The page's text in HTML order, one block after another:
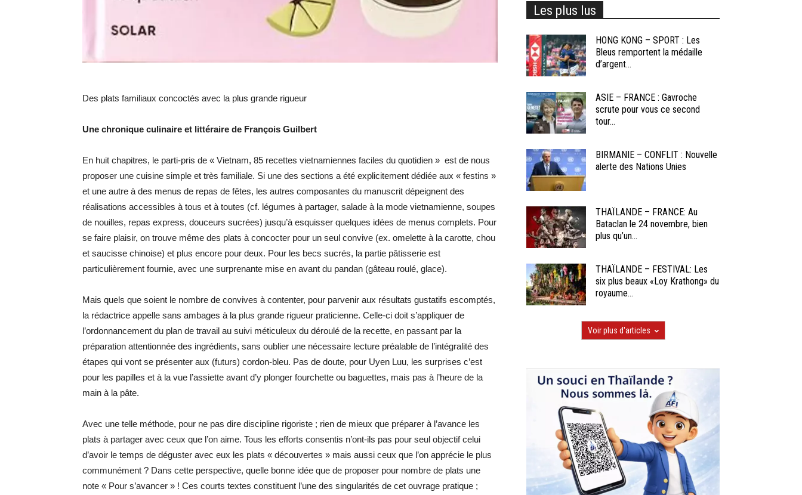
Des plats familiaux concoctés avec la plus grande rigueur
Une chronique culinaire et littéraire de François Guilbert
En huit chapitres, le parti-pris de « Vietnam, 85 recettes vietnamiennes faciles du quotidien » est de nous
proposer une cuisine simple et très familiale. Si une des sections a été explicitement dédiée aux « festins »
et une autre à des menus de repas de fêtes, les autres composantes du manuscrit dépeignent des
réalisations accessibles à tous et à toutes (cf. légumes à partager, salade à la mode vietnamienne, soupes
de nouilles, repas express, douceurs sucrées) jusqu’à esquisser quelques idées de menus complets. Pour
se faire plaisir, on trouve même des plats à concocter pour un seul convive (ex. omelette à la carotte, chou
et saucisse chinoise) et plus encore pour deux. Pour les becs sucrés, la partie pâtisserie est
particulièrement fournie, avec une surprenante mise en avant du pandan (gâteau roulé, glace).
Mais quels que soient le nombre de convives à contenter, pour parvenir aux résultats gustatifs escomptés,
la rédactrice appelle sans ambages à la plus grande rigueur praticienne. Celle-ci doit s’appliquer de
l’ordonnancement du plan de travail au suivi méticuleux du déroulé de la recette, en passant par la
préparation attentionnée des ingrédients, sans oublier une nécessaire lecture préalable de l’intégralité des
étapes qui vont se présenter aux (futurs) cordon-bleu. Pas de doute, pour Uyen Luu, les surprises c’est
pour les papilles et à la vue l’assiette avant d’y plonger fourchette ou baguettes, mais pas à l’heure de la
main à la pâte.
Avec une telle méthode, pour ne pas dire discipline rigoriste ; rien de mieux que préparer à l’avance les
plats à partager avec ceux que l’on aime. Tous les efforts consentis n’ont-ils pas pour seul objectif celui
d’avoir le temps de déguster avec eux les plats « découvertes » mais aussi ceux que l’on apprécie le plus
communément ? Dans cette perspective, quelle bonne idée que de proposer pour nombre de plats une
note « Pour s’avancer » ! Ces courts textes constituent l’une des singularités de cet ouvrage pratique ;
Les plus lus
HONG KONG – SPORT : Les
Bleus remportent la médaille
d’argent...
ASIE – FRANCE : Gavroche
scrute pour vous ce second
tour...
BIRMANIE – CONFLIT : Nouvelle
alerte des Nations Unies
THAÏLANDE – FRANCE: Au
Bataclan le 24 novembre, bien
plus qu’un...
THAÏLANDE – FESTIVAL: Les
six plus beaux «Loy Krathong» du
royaume...
Voir plus d'articles